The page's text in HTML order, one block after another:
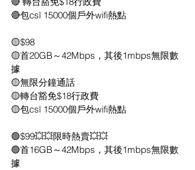
🔴包csl 15000個戶外wifi熱點
🟡$98
🟡首20GB～42Mbps，其後1mbps無限數
據
🟡無限分鐘通話
🟡轉台豁免$18行政費
🟡包csl 15000個戶外wifi熱點
🟢$99💥💥限時熱賣💥💥
🟢首16GB～42Mbps，其後1mbps無限數
據